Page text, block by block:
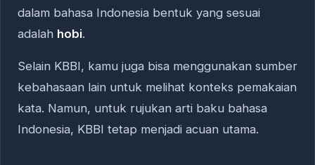
dalam bahasa Indonesia bentuk yang sesuai
adalah hobi.
Selain KBBI, kamu juga bisa menggunakan sumber
kebahasaan lain untuk melihat konteks pemakaian
kata. Namun, untuk rujukan arti baku bahasa
Indonesia, KBBI tetap menjadi acuan utama.